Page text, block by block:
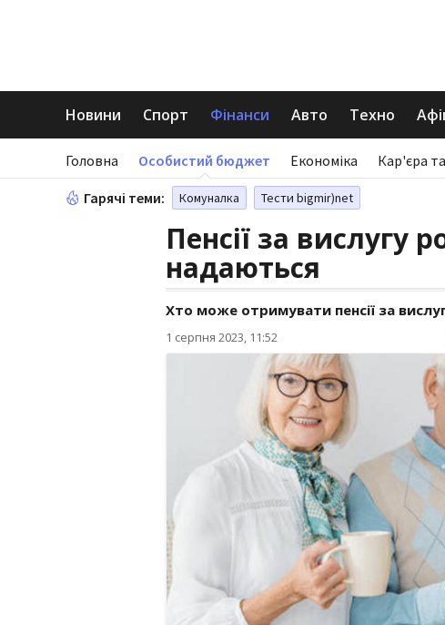
Новини Спорт Фінанси Авто Техно
Головна Особистий бюджет Економіка Кар'єра
Гарячі теми: Комуналка Тести bigmir)net
Пенсії за вислугу
надаються
Хто може отримувати пенсії за
1 серпня 2023, 11:52